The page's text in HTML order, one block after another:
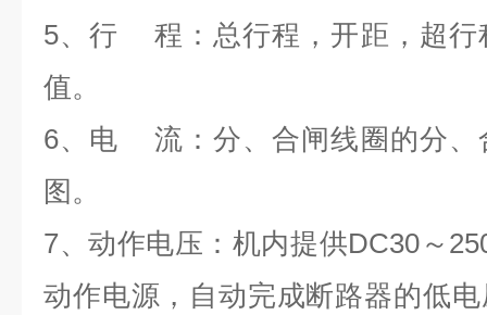
5、行
程：总行程，开距，超
值。
6、电
流：分、合闸线圈的分
图。
7、动作电压：机内提供DC30 ～
动作电源，自动完成断路器的低